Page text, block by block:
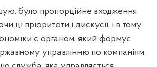
було пропорційне входження.
ці пріоритети і дискусії, і в тому
є органом, який формує
управлінню по компаніям,